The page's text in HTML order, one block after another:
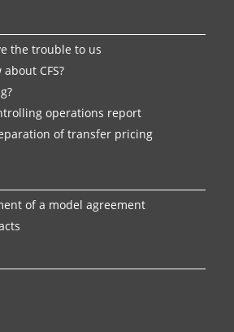
the trouble to us
CFS?
operations report
of transfer pricing
of a model agreement